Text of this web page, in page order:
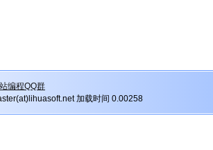
编程QQ群
加载时间 0.00258